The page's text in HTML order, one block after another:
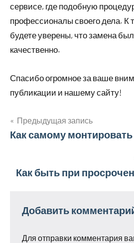
сервисе, где подобную
профессионалы своего дела. К
будете уверены, что замена
качественно.
Спасибо огромное за ваше
публикации и нашему сайту!
Навигация
записям
Предыдущая запись
Как самому
Как быть при
Добавить
Для отправки комментария